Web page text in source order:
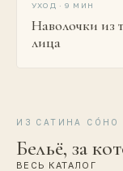
УХОД ·9 МИН
Наволочки из
лица
ИЗ САТИНА CÓHO
Бельё, за
ВЕСЬ КАТАЛОГ